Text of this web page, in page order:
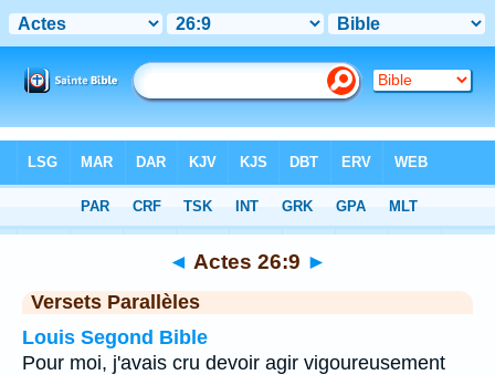
Chapitre 26> Verset 9
◄ Actes 26:9 ►
Versets Parallèles
Louis Segond Bible
Pour moi, j'avais cru devoir agir vigoureusement